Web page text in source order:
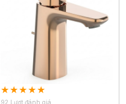
92 Lượt đánh giá